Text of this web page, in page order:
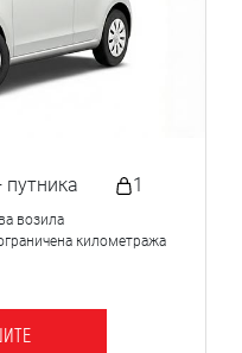
1
возила
километража